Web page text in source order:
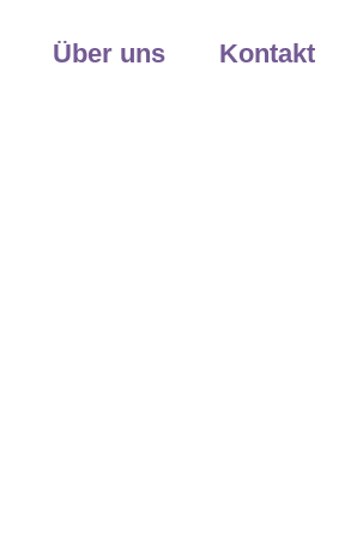
Über uns Kontakt